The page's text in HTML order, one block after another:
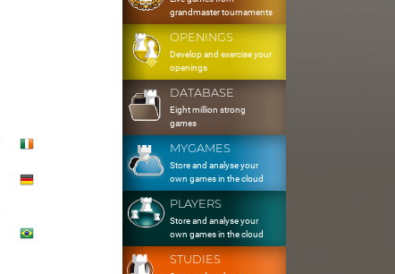
grandmaster tournaments
OPENINGS
Develop and exercise your
openings
DATABASE
Eight million strong
games
MYGAMES
Store and analyse your
own games in the cloud
PLAYERS
Store and analyse your
own games in the cloud
STUDIES